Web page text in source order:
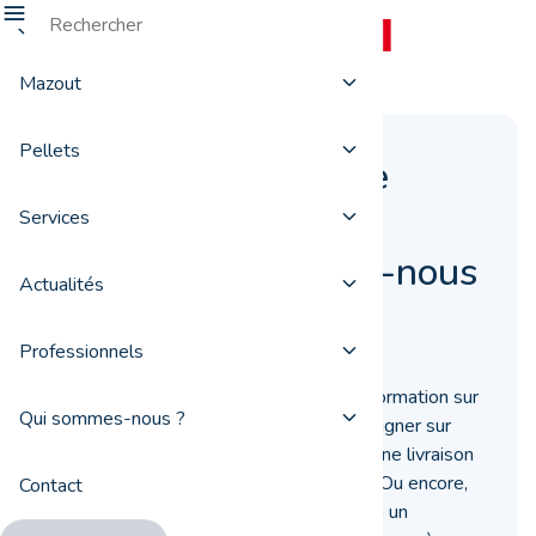
Mazout
Pellets
Services
Actualités
Professionnels
Qui sommes-nous ?
Contact
Une question sur le
mazout ou sur les
pellets ? Contactez-nous
Vous souhaitez obtenir davantage d’information sur
nos produits ? Vous désirez vous renseigner sur
les conditions requises pour effectuer une livraison
automatique de mazout et/ou pellets? Ou encore,
vous ne savez pas comment souscrire à un